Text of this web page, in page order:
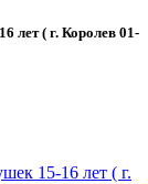
лет ( г. Королев 01-
15-16 лет ( г.